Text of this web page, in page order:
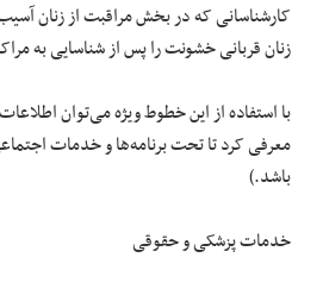
کارشناسانی که در بخش مراقبت از زنان
زنان قربانی خشونت را پس از شناسایی به
با استفاده از این خطوط ویژه می‌توان
معرفی کرد تا تحت برنامه‌ها و خدمات
باشد.)
خدمات پزشکی و حقوقی